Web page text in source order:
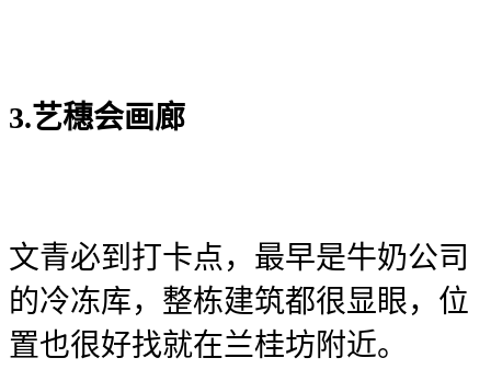
3.艺穗会画廊
文青必到打卡点，最早是牛奶公司
的冷冻库，整栋建筑都很显眼，位
置也很好找就在兰桂坊附近。